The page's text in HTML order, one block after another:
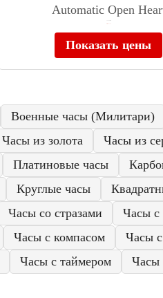
Automatic Open
Показать цены
Военные часы (Милитари)
Часы из золота Часы из
Платиновые часы
Круглые часы
Часы со стразами Часы с
Часы с компасом Часы
Часы с таймером Часы